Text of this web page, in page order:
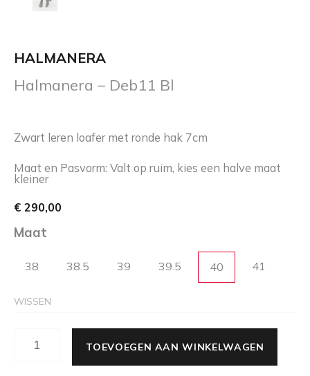
HALMANERA
Halmanera – Deb11 Bl
Zwart leren loafer met ronde hak 7cm
Maat en Pasvorm: Valt op ruim, kies een halve maat
kleiner
€ 290,00
Maat
38 38.5 39 39.5 40 41
WISSEN
TOEVOEGEN AAN WINKELWAGEN